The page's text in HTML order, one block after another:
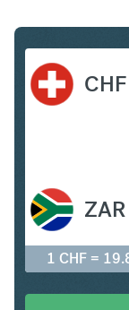
CHF
ZAR
1 CHF =